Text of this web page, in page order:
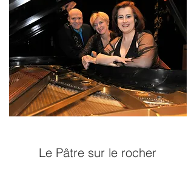
Le Pâtre sur le rocher